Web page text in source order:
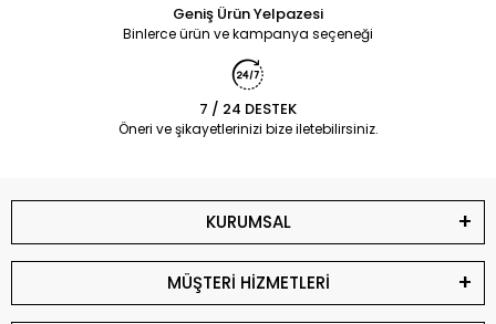
Geniş Ürün Yelpazesi
Binlerce ürün ve kampanya seçeneği
7 / 24 DESTEK
Öneri ve şikayetlerinizi bize iletebilirsiniz.
KURUMSAL
MÜŞTERİ HİZMETLERİ